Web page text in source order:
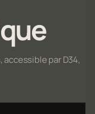
accessible par D34,